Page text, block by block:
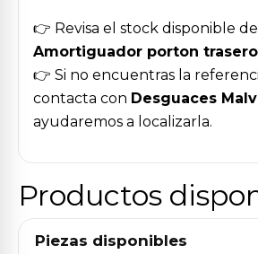
👉 Revisa el stock disponible de
Amortiguador porton
👉 Si no encuentras la
contacta con Desguaces
ayudaremos a localizarla.
Productos
Piezas disponibles